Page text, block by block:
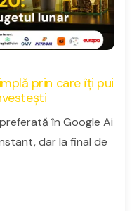
prin care îți pui
în Google Ai
dar la final de